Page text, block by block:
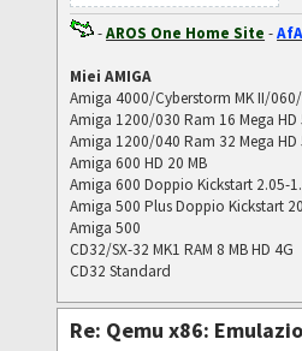
-AROS One Home Site -
Miei AMIGA
Amiga 4000/Cyberstorm MK II/060/
Amiga 1200/030 Ram 16 Mega HD
Amiga 1200/040 Ram 32 Mega HD
Amiga 600 HD 20 MB
Amiga 600 Doppio Kickstart 2.05-
Amiga 500 Plus Doppio Kickstart
Amiga 500
CD32/SX-32 MK1 RAM 8 MB HD 4G
CD32 Standard
Re: Qemu x86: